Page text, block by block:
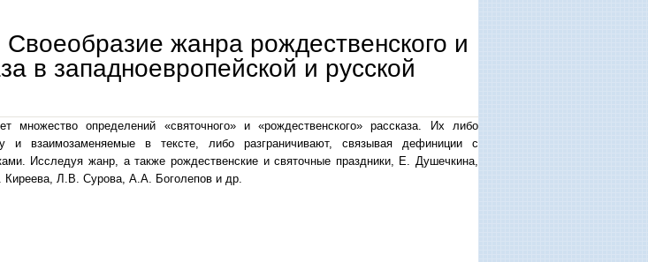
жанра рождественского и
в западноевропейской и русской
множество определений «святочного» и «рождественского» рассказа. Их либо
и взаимозаменяемые в тексте, либо разграничивают, связывая дефиниции с
Исследуя жанр, а также рождественские и святочные праздники, Е. Душечкина,
Л.В. Сурова, А.А. Боголепов и др.